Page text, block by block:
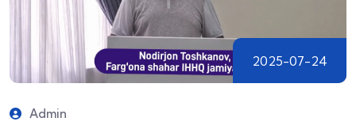
2025-07-24
Admin